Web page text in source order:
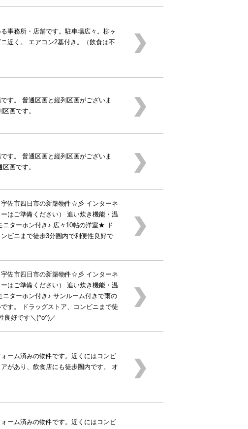
事務所・店舗です。駐車場広々。柳ヶ
近く。 エアコン2基付き。（飲食は不
す。 普通区画と縦列区画がございま
画です。
す。 普通区画と縦列区画がございま
画です。
宇佐市四日市の新築物件☆彡 インターネ
はご準備ください） 追い炊き機能・温
ニターホン付き♪ 広々10帖の洋室★ ド
ビニまで徒歩3分圏内で利便性良好で
宇佐市四日市の新築物件☆彡 インターネ
はご準備ください） 追い炊き機能・温
ニターホン付き♪ サンルーム付きで雨の
す。 ドラッグストア、コンビニまで徒
良好です＼(^o^)／
ーム済みの物件です。近くにはコンビ
があり、飲食店にも徒歩圏内です。 オ
ーム済みの物件です。近くにはコンビ